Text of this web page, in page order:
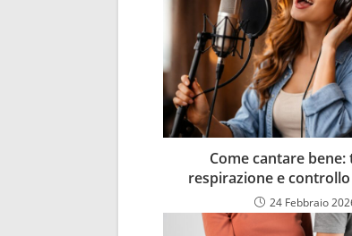
Come cantare bene:
respirazione e
24 Febbraio